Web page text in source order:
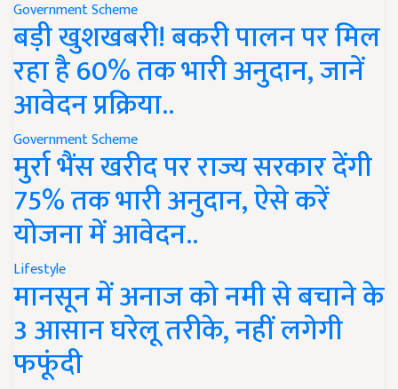
Government Scheme
बड़ी खुशखबरी! बकरी पालन पर मिल
रहा है 60% तक भारी अनुदान, जानें
आवेदन प्रक्रिया..
Government Scheme
मुर्रा भैंस खरीद पर राज्य सरकार देंगी
75% तक भारी अनुदान, ऐसे करें
योजना में आवेदन..
Lifestyle
मानसून में अनाज को नमी से बचाने के
3 आसान घरेलू तरीके, नहीं लगेगी
फफूंदी